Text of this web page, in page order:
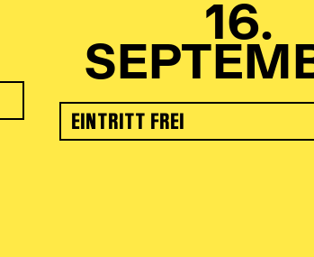
16.
EINTRITT FREI